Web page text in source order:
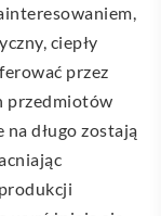
ciepły
przez
przedmiotów
długo zostają